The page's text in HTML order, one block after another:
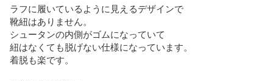
ラフに履いているように見えるデザインで
靴紐はありません。
シュータンの内側がゴムになっていて
紐はなくても脱げない仕様になっています。
着脱も楽です。